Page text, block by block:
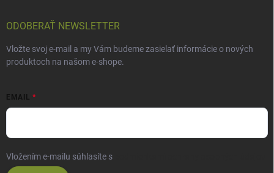
ODOBERAŤ NEWSLETTER
Vložte svoj e-mail a my Vám budeme zasielať informácie o nových
produktoch na našom e-shope.
EMAIL
Vložením e-mailu súhlasíte s